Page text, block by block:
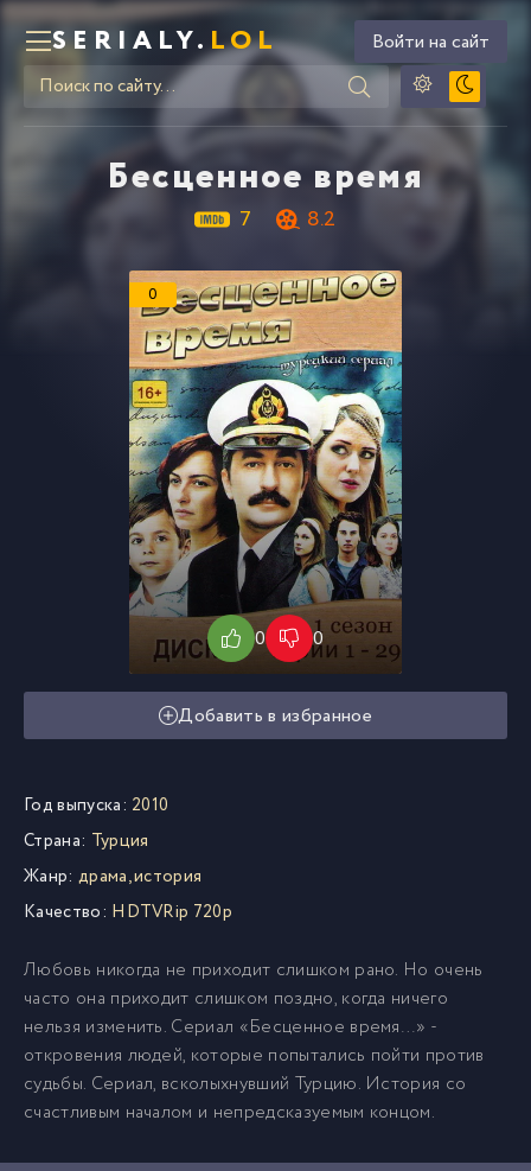
SERIALY.LOL Войти на сайт
Бесценное время
7 8.2
0
0 0
Добавить в избранное
Год выпуска: 2010
Страна: Турция
Жанр: драма, история
Качество: HDTVRip 720p
Любовь никогда не приходит слишком рано. Но очень
часто она приходит слишком поздно, когда ничего
нельзя изменить. Сериал «Бесценное время…» -
откровения людей, которые попытались пойти против
судьбы. Сериал, всколыхнувший Турцию. История со
счастливым началом и непредсказуемым концом.